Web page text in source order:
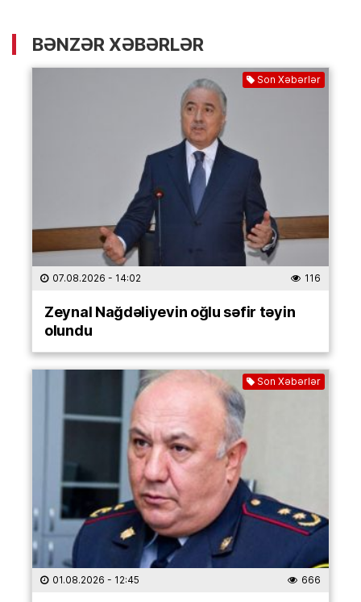
BƏNZƏR XƏBƏRLƏR
Son Xəbərlər
07.08.2026 - 14:02 116
Zeynal Nağdəliyevin oğlu səfir təyin
olundu
Son Xəbərlər
01.08.2026 - 12:45 666